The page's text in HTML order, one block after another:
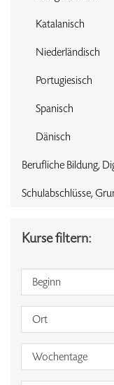
Katalanisch
Niederländisch
Portugiesisch
Spanisch
Dänisch
Berufliche Bildung,
Schulabschlüsse,
Kurse filtern:
Beginn
Ort
Wochentage